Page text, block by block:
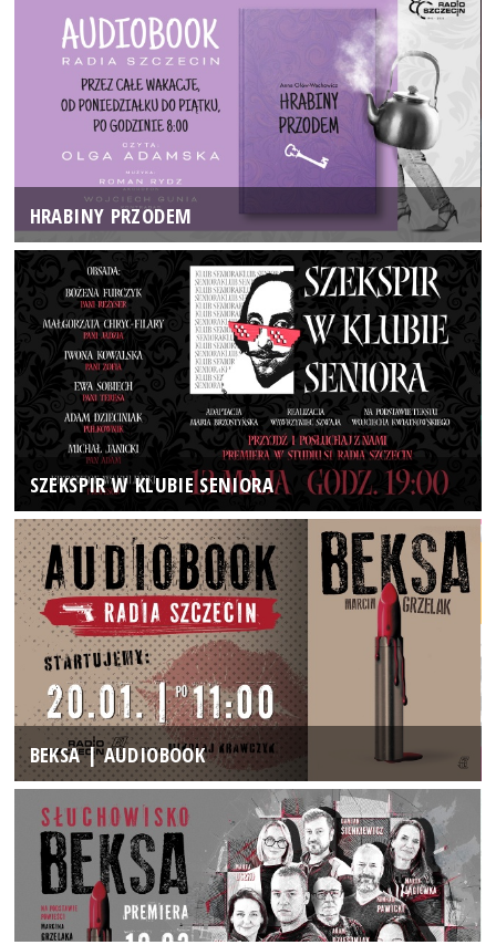
HRABINY PRZODEM
SZEKSPIR W KLUBIE SENIORA
BEKSA | AUDIOBOOK